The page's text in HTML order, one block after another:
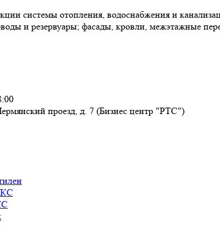
системы отопления, водоснабжения и
и резервуары; фасады, кровли, межэтажные
проезд, д. 7 (Бизнес центр "РТС")